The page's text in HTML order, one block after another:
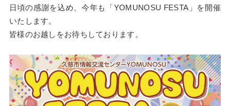
日頃の感謝を込め、今年も「YOMUNOSU FESTA」を開催
いたします。
皆様のお越しをお待ちしております。